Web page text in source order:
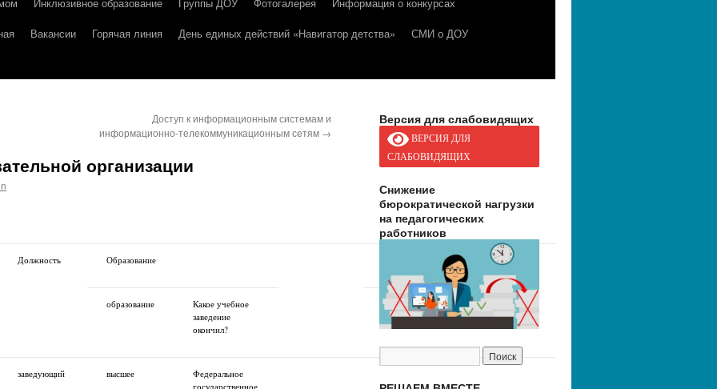
Вакансии Горячая линия День единых действий «Навигатор детства»
СМИ о ДОУ
Доступ к информационным системам и
информационно-телекоммуникационным сетям →
организации
Должность Образование
образование
Какое учебное
заведение
окончил?
заведующий высшее
Федеральное
государственное
Версия для слабовидящих
ВЕРСИЯ ДЛЯ
СЛАБОВИДЯЩИХ
Снижение
бюрократической нагрузки
на педагогических
работников